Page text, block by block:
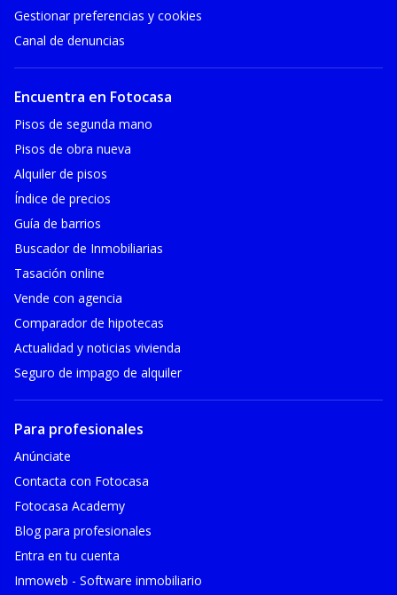
Gestionar preferencias y cookies
Canal de denuncias
Encuentra en Fotocasa
Pisos de segunda mano
Pisos de obra nueva
Alquiler de pisos
Índice de precios
Guía de barrios
Buscador de Inmobiliarias
Tasación online
Vende con agencia
Comparador de hipotecas
Actualidad y noticias vivienda
Seguro de impago de alquiler
Para profesionales
Anúnciate
Contacta con Fotocasa
Fotocasa Academy
Blog para profesionales
Entra en tu cuenta
Inmoweb - Software inmobiliario